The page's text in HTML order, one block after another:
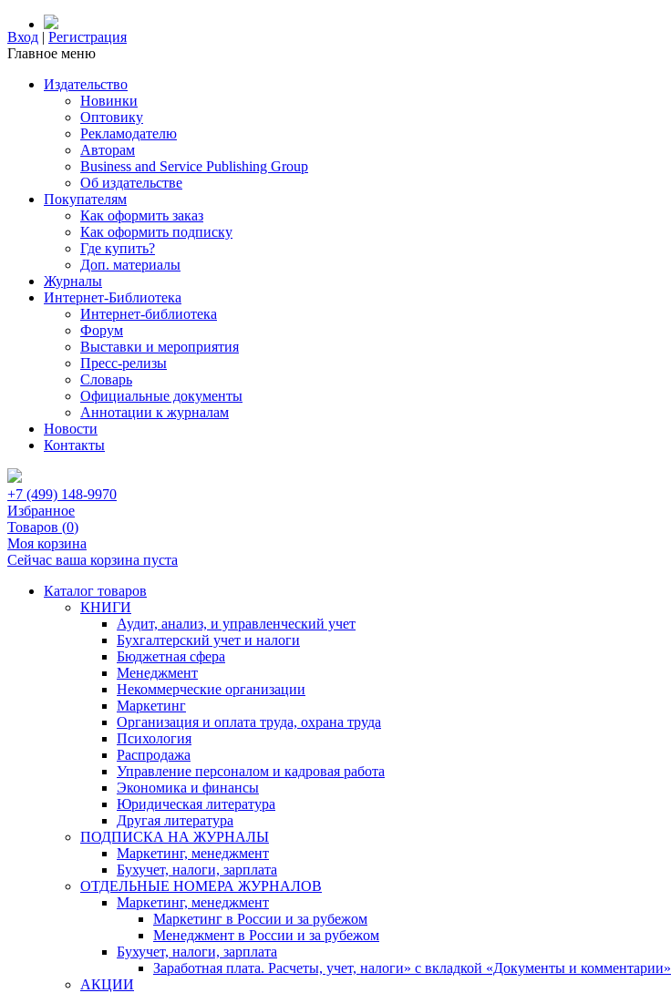
Вход | Регистрация
Главное меню
Издательство
Новинки
Оптовику
Рекламодателю
Авторам
Business and Service Publishing Group
Об издательстве
Покупателям
Как оформить заказ
Как оформить подписку
Где купить?
Доп. материалы
Журналы
Интернет-Библиотека
Интернет-библиотека
Форум
Выставки и мероприятия
Пресс-релизы
Словарь
Официальные документы
Аннотации к журналам
Новости
Контакты
+7 (499) 148-9970
Избранное
Товаров (0)
Моя корзина
Сейчас ваша корзина пуста
Каталог товаров
КНИГИ
Аудит, анализ, и управленческий учет
Бухгалтерский учет и налоги
Бюджетная сфера
Менеджмент
Некоммерческие организации
Маркетинг
Организация и оплата труда, охрана труда
Психология
Распродажа
Управление персоналом и кадровая работа
Экономика и финансы
Юридическая литература
Другая литература
ПОДПИСКА НА ЖУРНАЛЫ
Маркетинг, менеджмент
Бухучет, налоги, зарплата
ОТДЕЛЬНЫЕ НОМЕРА ЖУРНАЛОВ
Маркетинг, менеджмент
Маркетинг в России и за рубежом
Менеджмент в России и за рубежом
Бухучет, налоги, зарплата
Заработная плата. Расчеты, учет, налоги» с вкладкой «Документы и комментарии»
АКЦИИ